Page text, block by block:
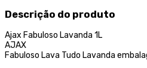
Descrição do produto
Ajax Fabuloso Lavanda 1L
AJAX
Fabuloso Lava Tudo Lavanda